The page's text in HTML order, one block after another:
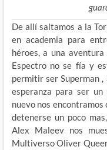
De allí saltamos a la
en academia para
héroes, a una
Espectro no se fía y
permitir ser Superman
esperanza para ser
nuevo nos encontramos
detenerse un poco
Alex Maleev nos
Multiverso Oliver